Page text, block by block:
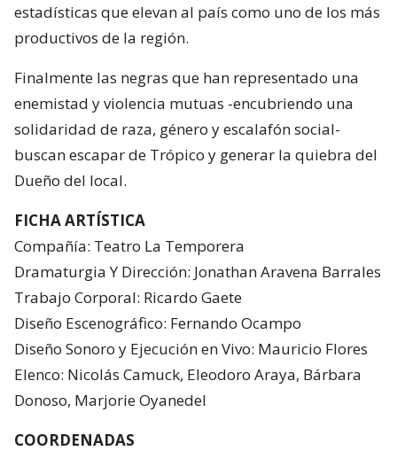
estadísticas que elevan al país como uno de los más
productivos de la región.
Finalmente las negras que han representado una
enemistad y violencia mutuas -encubriendo una
solidaridad de raza, género y escalafón social-
buscan escapar de Trópico y generar la quiebra del
Dueño del local.
FICHA ARTÍSTICA
Compañía: Teatro La Temporera
Dramaturgia Y Dirección: Jonathan Aravena Barrales
Trabajo Corporal: Ricardo Gaete
Diseño Escenográfico: Fernando Ocampo
Diseño Sonoro y Ejecución en Vivo: Mauricio Flores
Elenco: Nicolás Camuck, Eleodoro Araya, Bárbara
Donoso, Marjorie Oyanedel
COORDENADAS